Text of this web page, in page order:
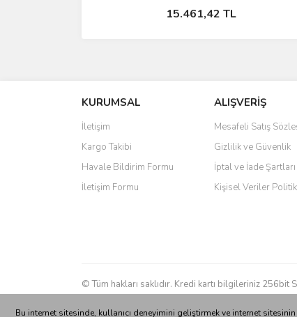
Bu internet sitesinde, kullanıcı deneyimini geliştirmek ve internet
15.461,42 TL
Stokta Yok
KURUMSAL
İletişim
Kargo Takibi
Havale Bildirim Formu
İletişim Formu
ALIŞVERİŞ
Mesafeli Satış
Gizlilik ve Güvenlik
İptal ve İade Şartları
Kişisel Veriler
© Tüm hakları saklıdır. Kredi kartı bilgileriniz 256bit